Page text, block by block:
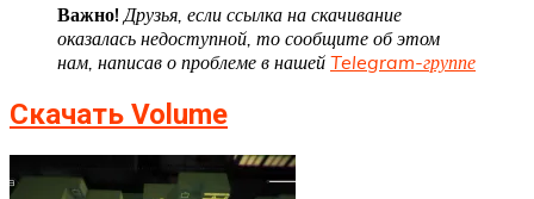
Важно! Друзья, если ссылка на скачивание
оказалась недоступной, то сообщите об этом
нам, написав о проблеме в нашей Telegram-группе
Скачать Volume